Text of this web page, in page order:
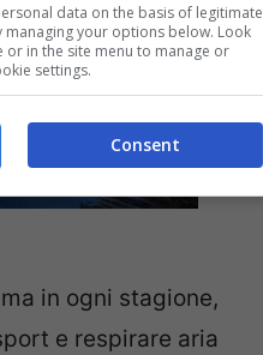
in ogni stagione,
e respirare aria
data on the basis of legitimate
your options below. Look
in the site menu to manage or
settings.
Consent